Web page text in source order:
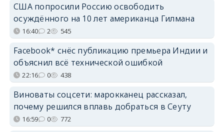
США попросили Россию освободить
осуждённого на 10 лет американца Гилмана
16:40 2 545
Facebook* снёс публикацию премьера Индии и
объяснил всё технической ошибкой
22:16 0 438
Виноваты соцсети: марокканец рассказал,
почему решился вплавь добраться в Сеуту
16:59 0 772